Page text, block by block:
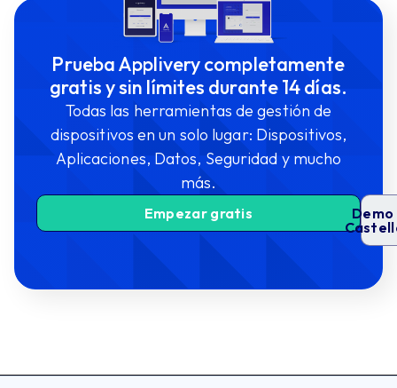
Prueba Applivery completamente
gratis y sin límites durante 14 días.
Todas las herramientas de gestión de
dispositivos en un solo lugar: Dispositivos,
Aplicaciones, Datos, Seguridad y mucho
más.
Empezar gratis
Demo